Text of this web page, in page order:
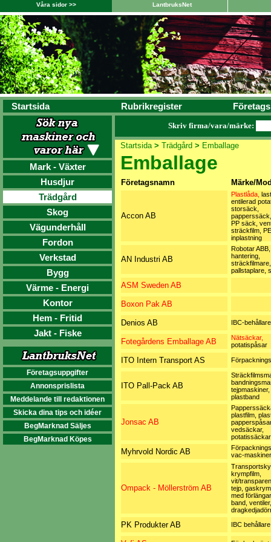
Våra sidor >> LantbruksNet
Startsida Rubrikregister
Mark - Växter
Husdjur
Trädgård
Skog
Vägunderhåll
Fordon
Verkstad
Bygg
Värme - Energi
Kontor
Hem - Fritid
Jakt - Fiske
Företagsuppgifter
Annonsprislista
Meddelande till redaktionen
Skicka dina tips och idéer
BegMarknad Säljes
BegMarknad Köpes
Skriv firma/vara/märke:
Startsida> Trädgård > Emballage
Emballage
Företagsnamn Märke/
Accon AB
Plastlåda,
entilerad
storsäck,
PP säck,
sträckfilm,
inplastning
AN Industri AB
Robotar
hantering,
sträckfilmare,
pallstaplare,
ASM Sweden AB
Boxon Pak AB
Denios AB IBC-behållare
Fotegårdens Emballage AB
Nätsäckar,
potatispåsar
ITO Intern Transport AS
ITO Pall-Pack AB
plastband
Jonsac AB
plastfilm,
vedsäckar,
potatissäckar
Myhrvold Nordic AB
vac-maskiner
Ompack - Möllerström AB
krympfilm,
vit/
tejp,
med
band, ventiler,
PK Produkter AB IBC behållare